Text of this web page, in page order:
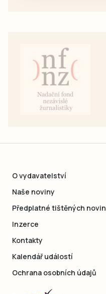
O vydavatelství
Naše noviny
Předplatné tištěných novin
Inzerce
Kontakty
Kalendář událostí
Ochrana osobních údajů